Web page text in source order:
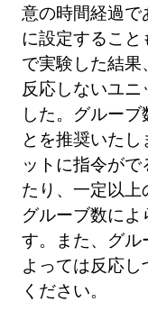
意の時間経過で
に設定するこ
で実験した結果
反応しないユ
した。グルー
とを推奨いた
ットに指令が
たり、一定以上
グルーブ数に
す。また、グ
よっては反応
ください。